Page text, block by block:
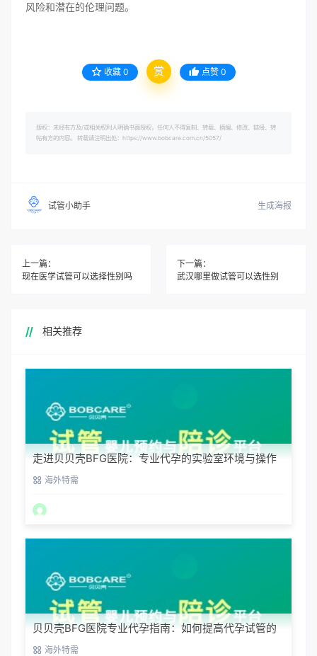
风险和潜在的伦理问题。
收藏 0 赏 点赞 0
版权：未经有方及/或相关权利人明确书面授权，任何人不得复制、转载、摘编、修改、链接、转
帖有方的内容。 转载请注明出处：https://www.bobcare.com.cn/5057/
试管小助手 生成海报
上一篇：
现在医学试管可以选择性别吗
下一篇：
武汉哪里做试管可以选性别
相关推荐
走进贝贝壳BFG医院：专业代孕的实验室环境与操作
流程海外特需
贝贝壳BFG医院专业代孕指南：如何提高代孕试管的
成功率？
海外特需